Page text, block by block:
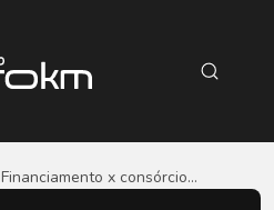
Financiamento x consórcio